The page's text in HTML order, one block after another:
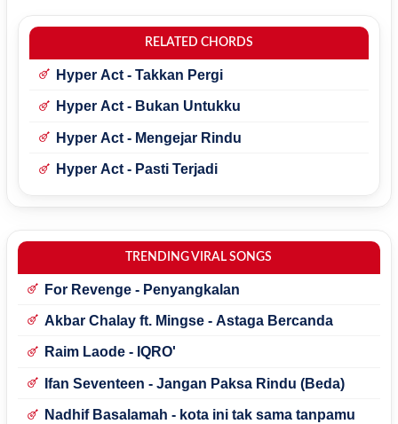
RELATED CHORDS
Hyper Act - Takkan Pergi
Hyper Act - Bukan Untukku
Hyper Act - Mengejar Rindu
Hyper Act - Pasti Terjadi
TRENDING VIRAL SONGS
For Revenge - Penyangkalan
Akbar Chalay ft. Mingse - Astaga Bercanda
Raim Laode - IQRO'
Ifan Seventeen - Jangan Paksa Rindu (Beda)
Nadhif Basalamah - kota ini tak sama tanpamu